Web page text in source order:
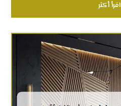
اقرأ أكثر